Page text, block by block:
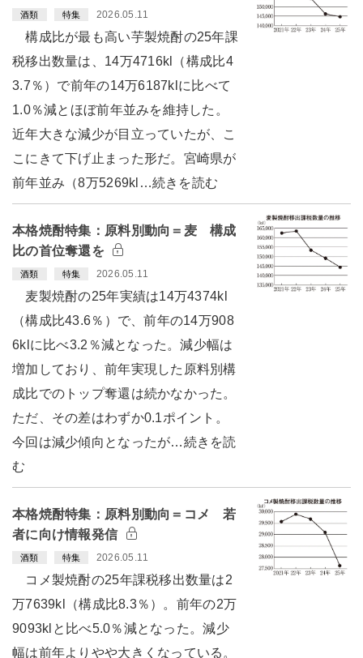
酒類 特集 2026.05.11
構成比が最も高い芋製焼酎の25年課
税移出数量は、14万4716kl（構成比4
3.7％）で前年の14万6187klに比べて
1.0％減とほぼ前年並みを維持した。
近年大きな減少が目立っていたが、こ
こにきて下げ止まった形だ。宮崎県が
前年並み（8万5269kl…続きを読む
本格焼酎特集：原料別動向＝麦 構成
比の首位奪還を
酒類 特集 2026.05.11
麦製焼酎の25年実績は14万4374kl
（構成比43.6％）で、前年の14万908
6klに比べ3.2％減となった。減少幅は
増加しており、前年実現した原料別構
成比でのトップ奪還は続かなかった。
ただ、その差はわずか0.1ポイント。
今回は減少傾向となったが…続きを読
む
本格焼酎特集：原料別動向＝コメ 若
者に向け情報発信
酒類 特集 2026.05.11
コメ製焼酎の25年課税移出数量は2
万7639kl（構成比8.3％）。前年の2万
9093klと比べ5.0％減となった。減少
幅は前年よりやや大きくなっている。